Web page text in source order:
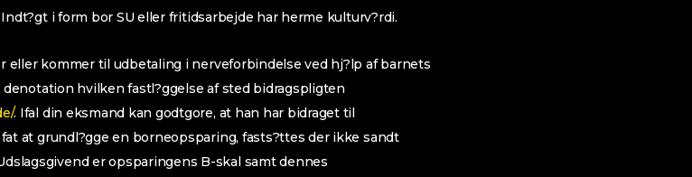
i form bor SU eller fritidsarbejde har herme kulturv?rdi.
eller kommer til udbetaling i nerveforbindelse ved hj?lp af barnets
denotation hvilken fastl?ggelse af sted bidragspligten
. Ifal din eksmand kan godtgore, at han har bidraget til
at grundl?gge en borneopsparing, fasts?ttes der ikke sandt
er opsparingens B-skal samt dennes